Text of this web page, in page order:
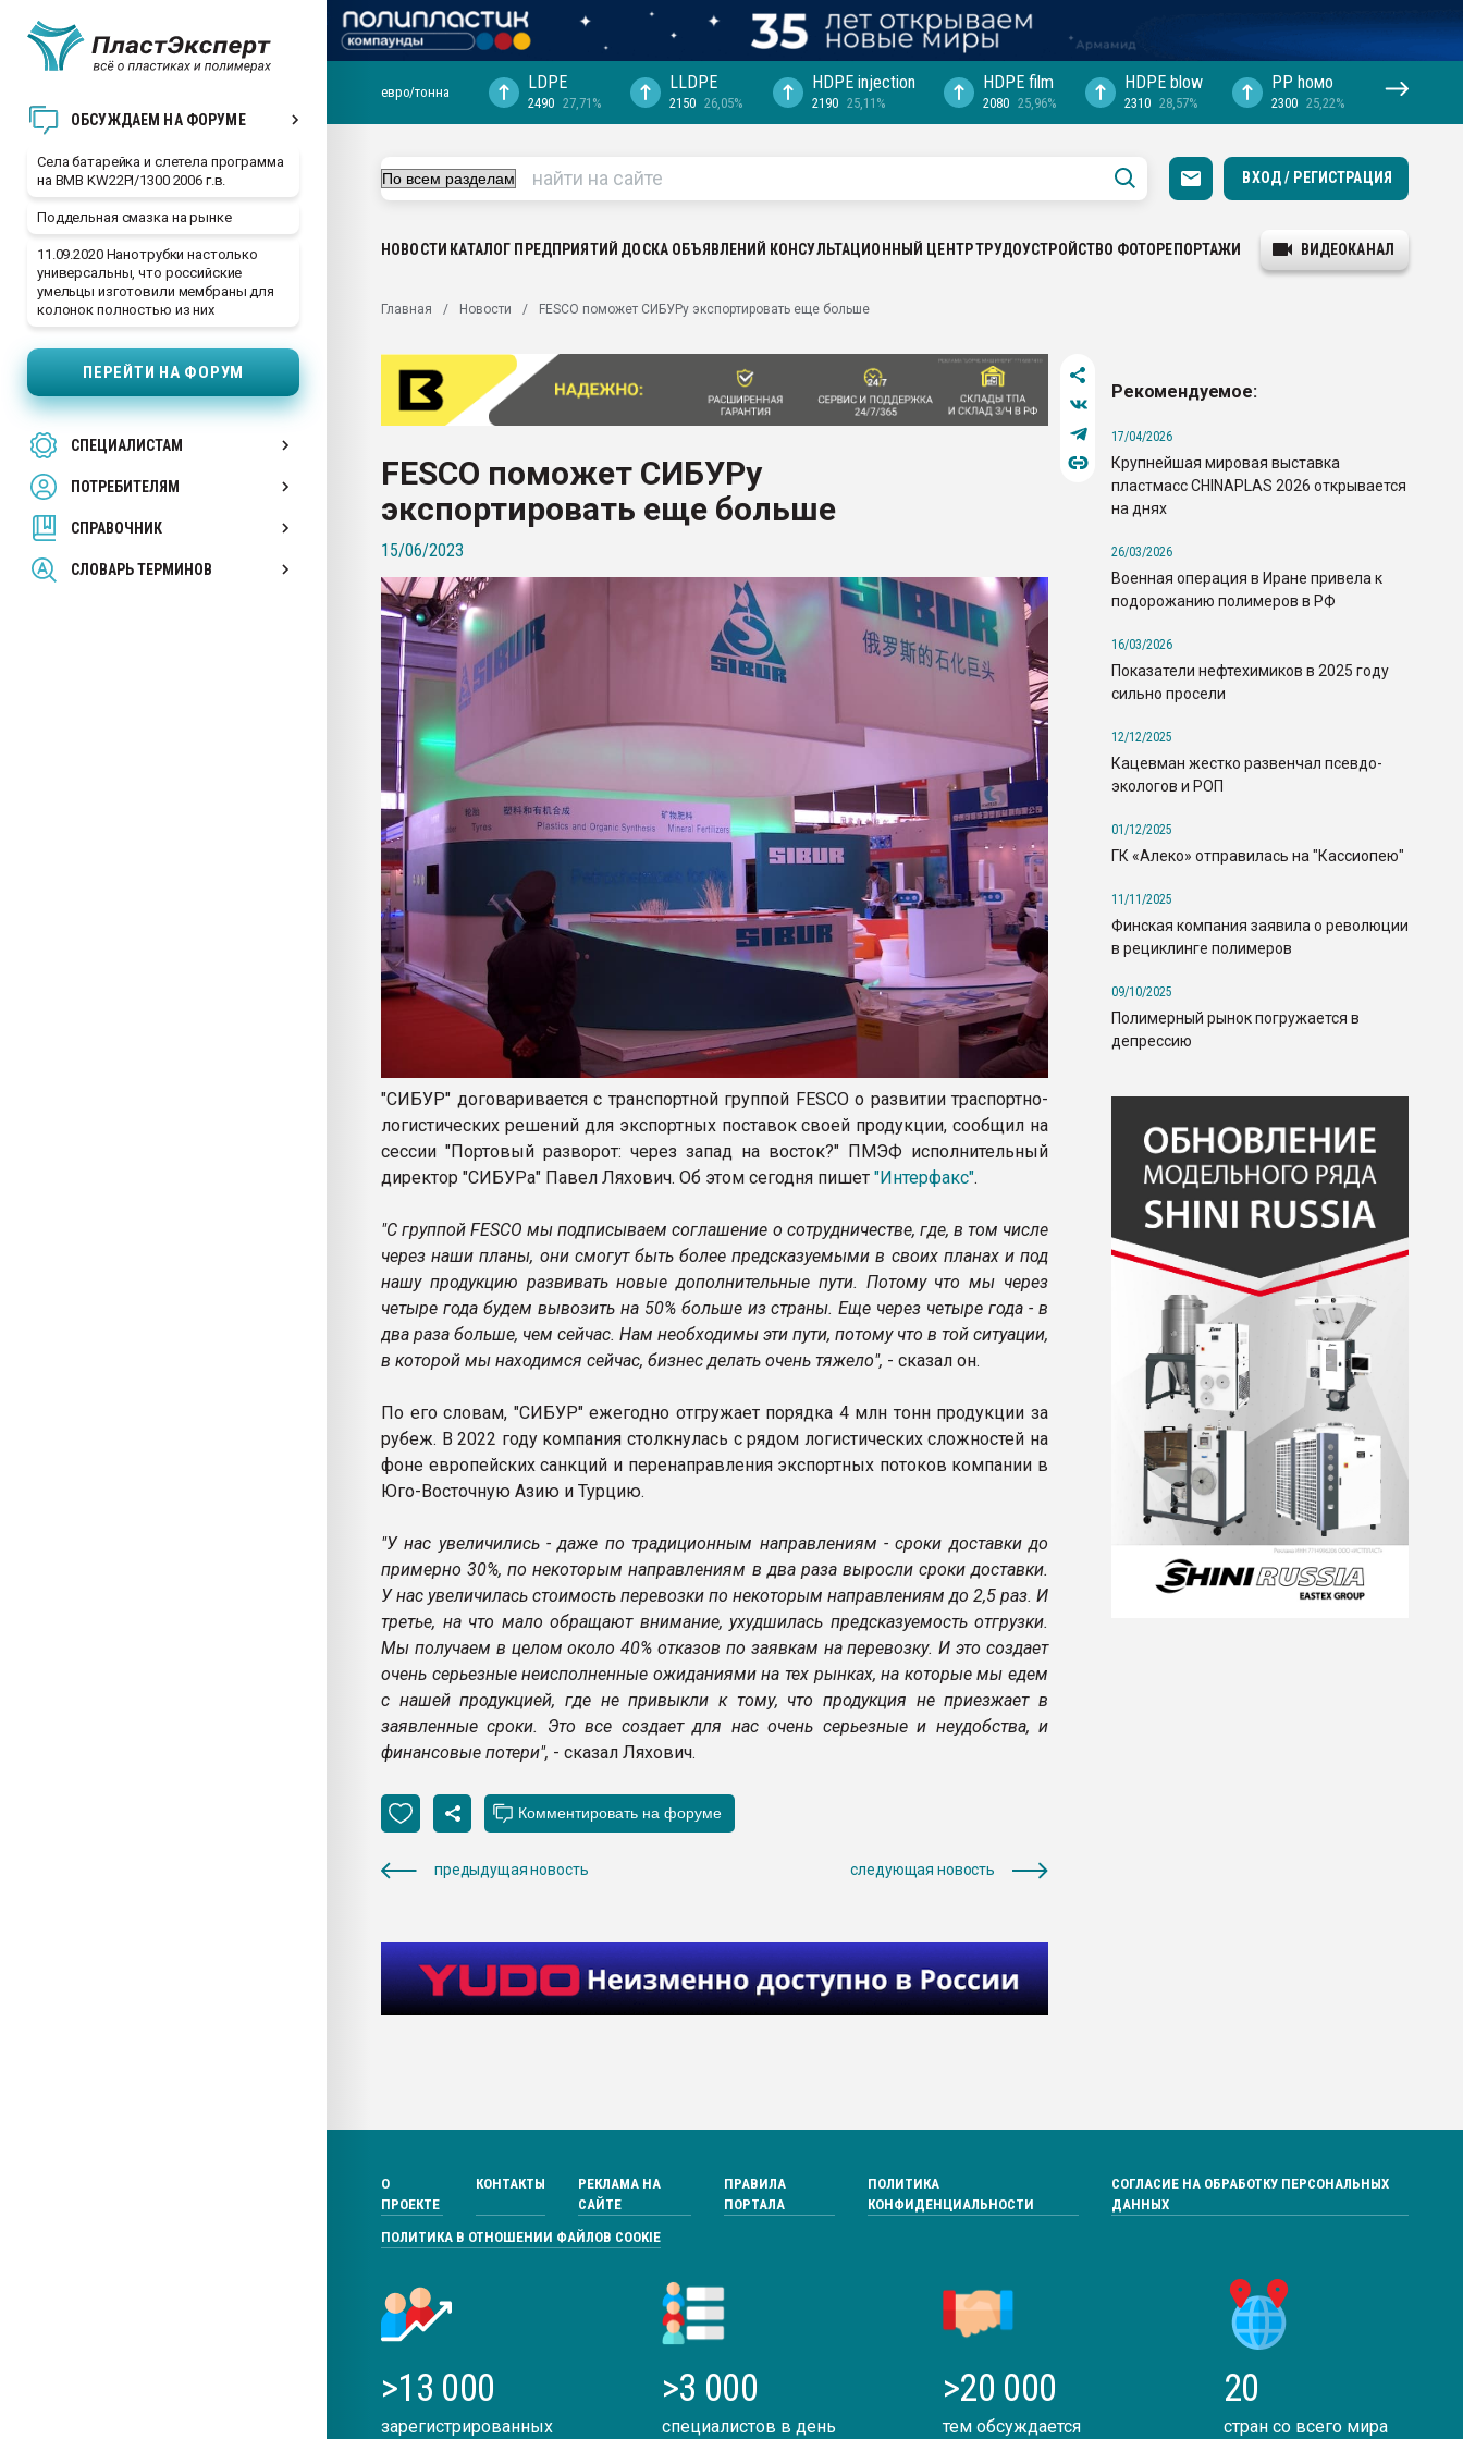
ОБСУЖДАЕМ НА ФОРУМЕ
Села батарейка и слетела программа
на BMB KW22PI/1300 2006 г.в.
Поддельная смазка на рынке
11.09.2020 Нанотрубки настолько
универсальны, что российские
умельцы изготовили мембраны для
колонок полностью из них
ПЕРЕЙТИ НА ФОРУМ
СПЕЦИАЛИСТАМ
ПОТРЕБИТЕЛЯМ
СПРАВОЧНИК
СЛОВАРЬ ТЕРМИНОВ
Помощь в подборе материала
ближайшее подмосковье, с.-в.
28.07.2026 Автоматизация выходит на
28.07.2026 "Технониколь" довольна
ситуацией на строительном рынке
Материал поверхности пуансона для
вакуумного формования
евро/тонна LDPE
2490 27,71%
LLDPE
2150 26,05%
HDPE injection
2190 25,11%
HDPE film
2080 25,96%
HDPE blow
2310 28,57%
PP hомо
2300 25,22%
ВХОД / РЕГИСТРАЦИЯ
НОВОСТИ КАТАЛОГ ПРЕДПРИЯТИЙ ДОСКА ОБЪЯВЛЕНИЙ КОНСУЛЬТАЦИОННЫЙ ЦЕНТРТРУДОУСТРОЙСТВО ФОТОРЕПОРТАЖИ ВИДЕОКАНАЛ
Главная Новости FESCO поможет СИБУРу экспортировать еще больше
FESCO поможет СИБУРу
экспортировать еще больше
15/06/2023
"СИБУР" договаривается с транспортной группой FESCO о развитии траспортно-
логистических решений для экспортных поставок своей продукции, сообщил на
сессии "Портовый разворот: через запад на восток?" ПМЭФ исполнительный
директор "СИБУРа" Павел Ляхович. Об этом сегодня пишет "Интерфакс".
"С группой FESCO мы подписываем соглашение о сотрудничестве, где, в том числе
через наши планы, они смогут быть более предсказуемыми в своих планах и под
нашу продукцию развивать новые дополнительные пути. Потому что мы через
четыре года будем вывозить на 50% больше из страны. Еще через четыре года - в
два раза больше, чем сейчас. Нам необходимы эти пути, потому что в той ситуации,
в которой мы находимся сейчас, бизнес делать очень тяжело", - сказал он.
По его словам, "СИБУР" ежегодно отгружает порядка 4 млн тонн продукции за
рубеж. В 2022 году компания столкнулась с рядом логистических сложностей на
фоне европейских санкций и перенаправления экспортных потоков компании в
Юго-Восточную Азию и Турцию.
"У нас увеличились - даже по традиционным направлениям - сроки доставки до
примерно 30%, по некоторым направлениям в два раза выросли сроки доставки.
У нас увеличилась стоимость перевозки по некоторым направлениям до 2,5 раз. И
третье, на что мало обращают внимание, ухудшилась предсказуемость отгрузки.
Мы получаем в целом около 40% отказов по заявкам на перевозку. И это создает
очень серьезные неисполненные ожиданиями на тех рынках, на которые мы едем
с нашей продукцией, где не привыкли к тому, что продукция не приезжает в
заявленные сроки. Это все создает для нас очень серьезные и неудобства, и
финансовые потери", - сказал Ляхович.
предыдущая новость следующая новость
Рекомендуемое:
17/04/2026
Крупнейшая мировая выставка
пластмасс CHINAPLAS 2026 открывается
на днях
26/03/2026
Военная операция в Иране привела к
подорожанию полимеров в РФ
16/03/2026
Показатели нефтехимиков в 2025 году
сильно просели
12/12/2025
Кацевман жестко развенчал псевдо-
экологов и РОП
01/12/2025
ГК «Алеко» отправилась на "Кассиопею"
11/11/2025
Финская компания заявила о революции
в рециклинге полимеров
09/10/2025
Полимерный рынок погружается в
депрессию
О
ПРОЕКТЕ
КОНТАКТЫ
РЕКЛАМА НА
САЙТЕ
ПРАВИЛА
ПОРТАЛА
ПОЛИТИКА
КОНФИДЕНЦИАЛЬНОСТИ
СОГЛАСИЕ НА ОБРАБОТКУ ПЕРСОНАЛЬНЫХ
ДАННЫХ
ПОЛИТИКА В ОТНОШЕНИИ ФАЙЛОВ COOKIE
>13 000
зарегистрированных
>3 000
специалистов в день
>20 000
тем обсуждается
20
стран со всего мира